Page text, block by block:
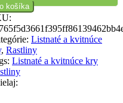
košíka
Listnaté a kvitnúce
, Rastliny
Listnaté a kvitnúce kry